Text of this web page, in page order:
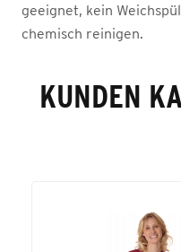
geeignet, kein
chemisch reinigen.
KUNDEN